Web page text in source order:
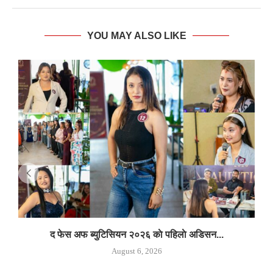
YOU MAY ALSO LIKE
द फेस अफ ब्युटिसियन २०२६ काे पहिलाे अडिसन...
August 6, 2026